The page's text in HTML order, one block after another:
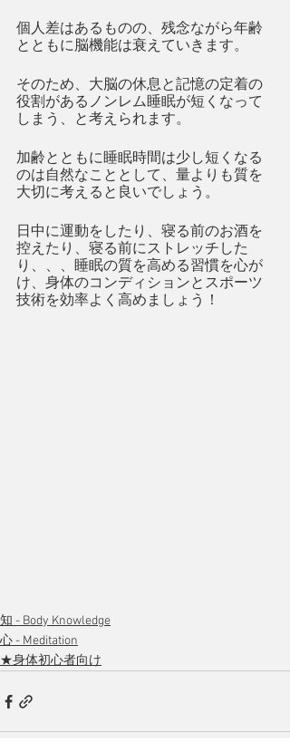
個人差はあるものの、残念ながら年齢
とともに脳機能は衰えていきます。
そのため、大脳の休息と記憶の定着の
役割があるノンレム睡眠が短くなって
しまう、と考えられます。
加齢とともに睡眠時間は少し短くなる
のは自然なこととして、量よりも質を
大切に考えると良いでしょう。
日中に運動をしたり、寝る前のお酒を
控えたり、寝る前にストレッチした
り、、、睡眠の質を高める習慣を心が
け、身体のコンディションとスポーツ
技術を効率よく高めましょう！
知 - Body Knowledge
心 - Meditation
★身体初心者向け